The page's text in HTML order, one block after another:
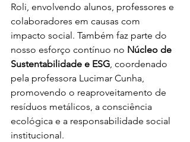
Roli, envolvendo alunos, professores e
colaboradores em causas com
impacto social. Também faz parte do
nosso esforço contínuo no Núcleo de
Sustentabilidade e ESG , coordenado
pela professora Lucimar Cunha,
promovendo o reaproveitamento de
resíduos metálicos, a consciência
ecológica e a responsabilidade social
institucional.